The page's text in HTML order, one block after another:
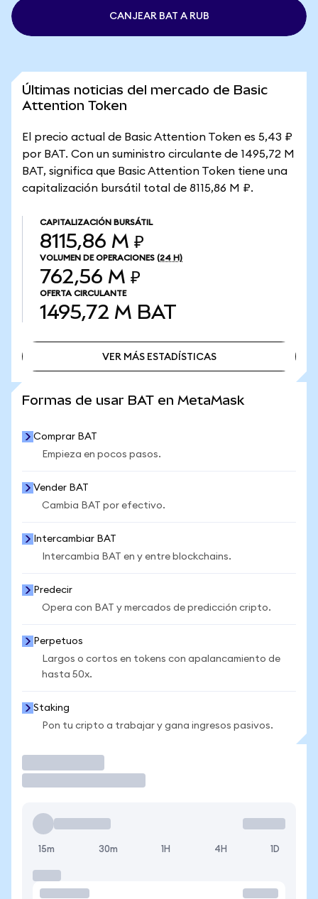
CANJEAR BAT A RUB
Últimas noticias del mercado de Basic
Attention Token
El precio actual de Basic Attention Token es 5,43 ₽
por BAT. Con un suministro circulante de 1495,72 M
BAT, significa que Basic Attention Token tiene una
capitalización bursátil total de 8115,86 M ₽.
CAPITALIZACIÓN BURSÁTIL
8115,86 M ₽
VOLUMEN DE OPERACIONES (24 H)
762,56 M ₽
OFERTA CIRCULANTE
1495,72 M BAT
VER MÁS ESTADÍSTICAS
Formas de usar BAT en MetaMask
Comprar BAT
Empieza en pocos pasos.
Vender BAT
Cambia BAT por efectivo.
Intercambiar BAT
Intercambia BAT en y entre blockchains.
Predecir
Opera con BAT y mercados de predicción cripto.
Perpetuos
Largos o cortos en tokens con apalancamiento de
hasta 50x.
Staking
Pon tu cripto a trabajar y gana ingresos pasivos.
15m 30m 1H 4H 1D